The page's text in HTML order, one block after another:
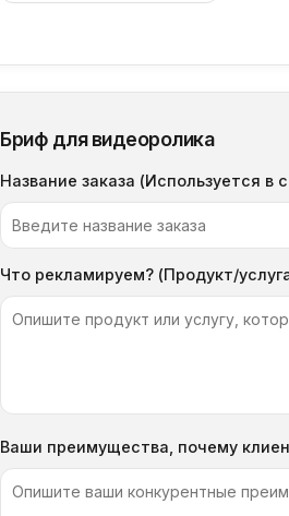
Бриф для видеоролика
Название заказа (Используется в
Что рекламируем? (Продукт/
Ваши преимущества, почему